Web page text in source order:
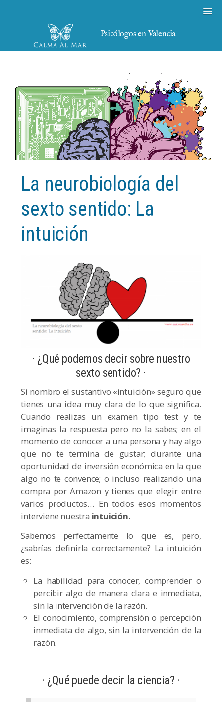
Psicólogos en Valencia
La neurobiología del
sexto sentido: La
intuición
· ¿Qué podemos decir sobre nuestro
sexto sentido? ·
Si nombro el sustantivo «intuición» seguro que
tienes una idea muy clara de lo que significa.
Cuando realizas un examen tipo test y te
imaginas la respuesta pero no la sabes; en el
momento de conocer a una persona y hay algo
que no te termina de gustar; durante una
oportunidad de inversión económica en la que
algo no te convence; o incluso realizando una
compra por Amazon y tienes que elegir entre
varios productos… En todos esos momentos
interviene nuestra intuición.
Sabemos perfectamente lo que es, pero,
¿sabrías definirla correctamente? La intuición
es:
La habilidad para conocer, comprender o
percibir algo de manera clara e inmediata,
sin la intervención de la razón.
El conocimiento, comprensión o percepción
inmediata de algo, sin la intervención de la
razón.
· ¿Qué puede decir la ciencia? ·